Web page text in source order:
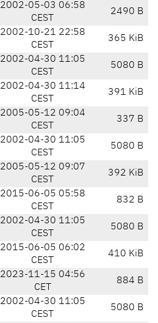
2002-05-03 06:58
CEST
2490 B
2002-10-21 22:58
CEST
365 KiB
2002-04-30 11:05
CEST
5080 B
2002-04-30 11:14
CEST
391 KiB
2005-05-12 09:04
CEST
337 B
2002-04-30 11:05
CEST
5080 B
2005-05-12 09:07
CEST
392 KiB
2015-06-05 05:58
CEST
832 B
2002-04-30 11:05
CEST
5080 B
2015-06-05 06:02
CEST
410 KiB
2023-11-15 04:56
CET
884 B
2002-04-30 11:05
CEST
5080 B